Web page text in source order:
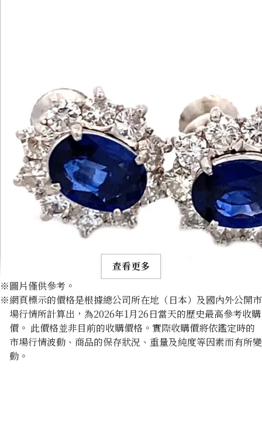
Platinum (Pt900) earrings
收購參考價格
查看更多
※圖片僅供參考。
※網頁標示的價格是根據總公司所在地（日本）及國內外公開市
場行情所計算出，為2026年1月26日當天的歷史最高參考收購
價。 此價格並非目前的收購價格。實際收購價將依鑑定時的
市場行情波動、商品的保存狀況、重量及純度等因素而有所變
動。